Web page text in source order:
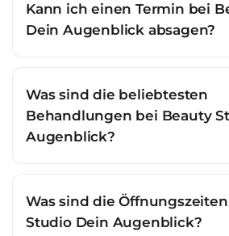
Kann ich einen Termin bei
Dein Augenblick absagen?
Was sind die beliebtesten
Behandlungen bei Beauty
Augenblick?
Was sind die
Studio Dein Augenblick?